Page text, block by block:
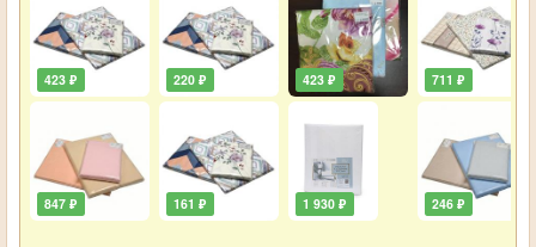
423 ₽
847 ₽
220 ₽
161 ₽
423 ₽
1 930 ₽
711 ₽
246 ₽